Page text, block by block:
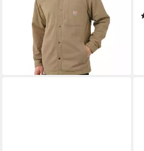
LINED SNAP FRONT SHIRT
JACKET 105532 (1-St)
ab 126,06 €
lieferbar - in 7-9 Werktagen bei dir